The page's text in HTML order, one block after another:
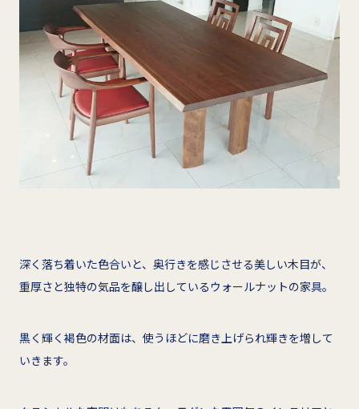
深く落ち着いた色合いと、奥行きを感じさせる美しい木目が、
重厚さと独特の気品を醸し出しているウォールナットの家具。
黒く輝く褐色の材面は、使うほどに磨き上げられ輝きを増して
いきます。